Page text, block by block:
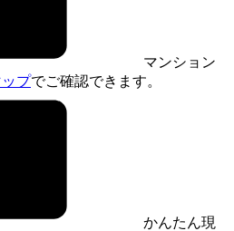
マンション
プでご確認できます。
かんたん現